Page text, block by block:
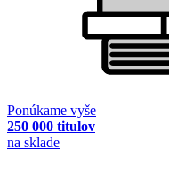
Ponúkame vyše
250 000 titulov
na sklade